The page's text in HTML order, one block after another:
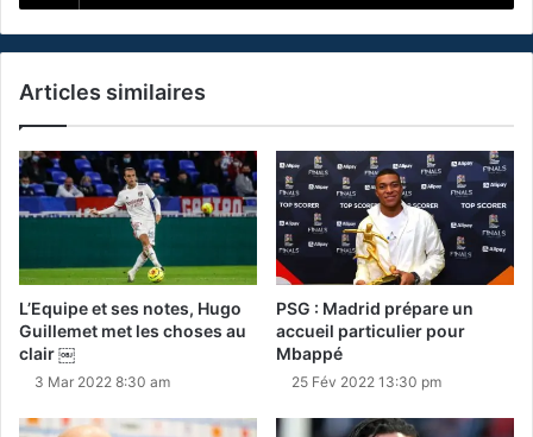
Articles similaires
L’Equipe et ses notes, Hugo
Guillemet met les choses au
clair ￼
3 Mar 2022 8:30 am
PSG : Madrid prépare un
accueil particulier pour
Mbappé
25 Fév 2022 13:30 pm